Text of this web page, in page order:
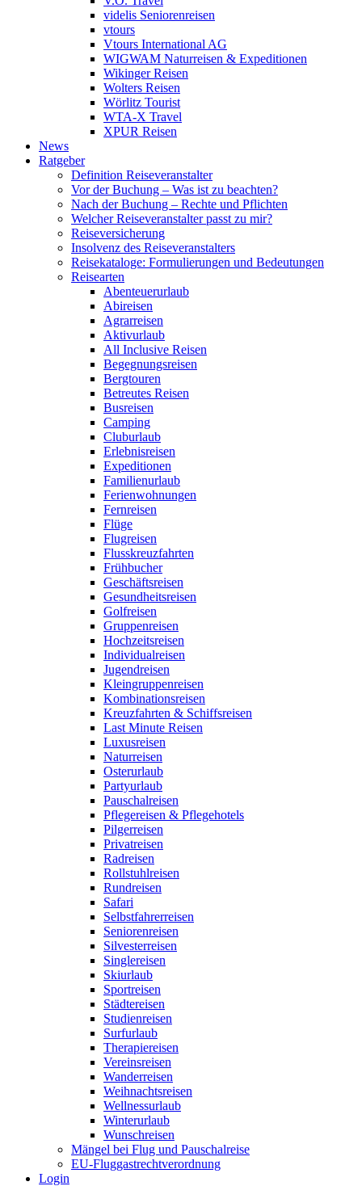
videlis Seniorenreisen
vtours
Vtours International AG
WIGWAM Naturreisen & Expeditionen
Wikinger Reisen
Wolters Reisen
Wörlitz Tourist
WTA-X Travel
XPUR Reisen
News
Ratgeber
Definition Reiseveranstalter
Vor der Buchung – Was ist zu beachten?
Nach der Buchung – Rechte und Pflichten
Welcher Reiseveranstalter passt zu mir?
Reiseversicherung
Insolvenz des Reiseveranstalters
Reisekataloge: Formulierungen und Bedeutungen
Reisearten
Abenteuerurlaub
Abireisen
Agrarreisen
Aktivurlaub
All Inclusive Reisen
Begegnungsreisen
Bergtouren
Betreutes Reisen
Busreisen
Camping
Cluburlaub
Erlebnisreisen
Expeditionen
Familienurlaub
Ferienwohnungen
Fernreisen
Flüge
Flugreisen
Flusskreuzfahrten
Frühbucher
Geschäftsreisen
Gesundheitsreisen
Golfreisen
Gruppenreisen
Hochzeitsreisen
Individualreisen
Jugendreisen
Kleingruppenreisen
Kombinationsreisen
Kreuzfahrten & Schiffsreisen
Last Minute Reisen
Luxusreisen
Naturreisen
Osterurlaub
Partyurlaub
Pauschalreisen
Pflegereisen & Pflegehotels
Pilgerreisen
Privatreisen
Radreisen
Rollstuhlreisen
Rundreisen
Safari
Selbstfahrerreisen
Seniorenreisen
Silvesterreisen
Singlereisen
Skiurlaub
Sportreisen
Städtereisen
Studienreisen
Surfurlaub
Therapiereisen
Vereinsreisen
Wanderreisen
Weihnachtsreisen
Wellnessurlaub
Winterurlaub
Wunschreisen
Mängel bei Flug und Pauschalreise
EU-Fluggastrechtverordnung
Login